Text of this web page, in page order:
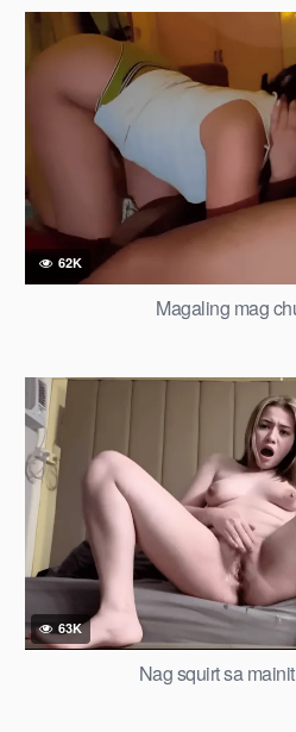
62K
Magaling mag
63K
Nag squirt sa